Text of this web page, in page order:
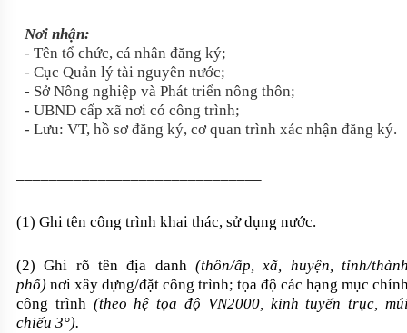
Nơi nhận:
- Tên tổ chức, cá nhân đăng ký;
- Cục Quản lý tài nguyên nước;
- Sở Nông nghiệp và Phát triển nông thôn;
- UBND cấp xã nơi có công trình;
- Lưu: VT, hồ sơ đăng ký, cơ quan trình xác nhận đăng ký.
(1) Ghi tên công trình khai thác, sử dụng nước.
(2) Ghi rõ tên địa danh (thôn/ấp, xã, huyện, tỉnh/
phố) nơi xây dựng/đặt công trình; tọa độ các hạng mục
công trình (theo hệ tọa độ VN2000, kinh tuyến trục,
chiếu 3°).